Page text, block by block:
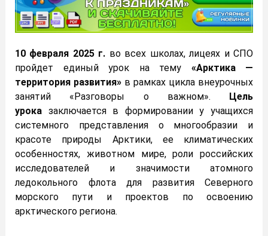
10 февраля 2025 г. во всех школах, лицеях и СПО
пройдет единый урок на тему «Арктика —
территория развития» в рамках цикла внеурочных
занятий «Разговоры о важном».
Цель
урока заключается в формировании у учащихся
системного представления о многообразии и
красоте природы Арктики, ее климатических
особенностях, животном мире, роли российских
исследователей и значимости атомного
ледокольного флота для развития Северного
морского пути и проектов по освоению
арктического региона.